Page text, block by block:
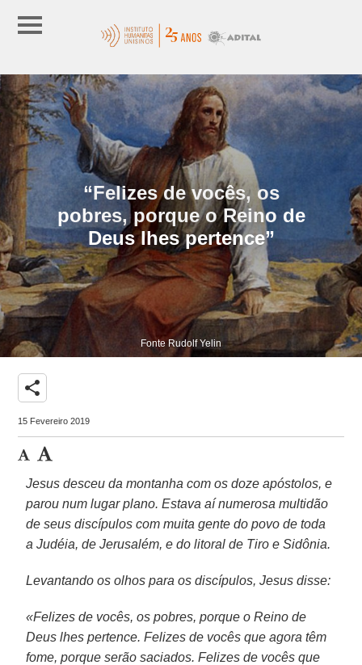
“Felizes de vocês, os
pobres, porque o Reino de
Deus lhes pertence”
Fonte Rudolf Yelin
share
15 Fevereiro 2019
Jesus desceu da montanha com os doze apóstolos, e
parou num lugar plano. Estava aí numerosa multidão
de seus discípulos com muita gente do povo de toda
a Judéia, de Jerusalém, e do litoral de Tiro e Sidônia.
Levantando os olhos para os discípulos, Jesus disse:
«Felizes de vocês, os pobres, porque o Reino de
Deus lhes pertence. Felizes de vocês que agora têm
fome, porque serão saciados. Felizes de vocês que